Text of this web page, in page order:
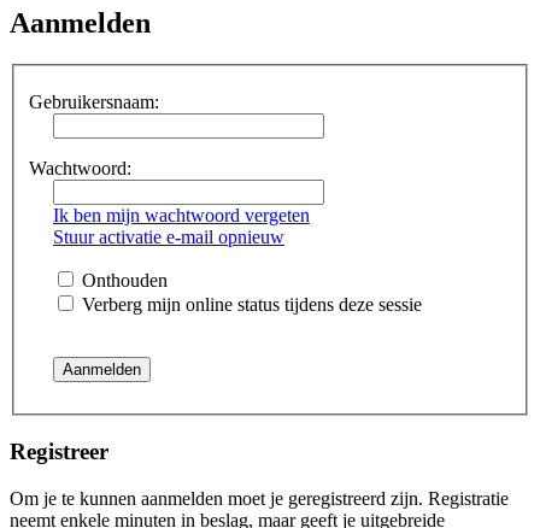
Aanmelden
Gebruikersnaam:
Wachtwoord:
Ik ben mijn wachtwoord vergeten
Stuur activatie e-mail opnieuw
Onthouden
Verberg mijn online status tijdens deze sessie
Registreer
Om je te kunnen aanmelden moet je geregistreerd zijn. Registratie
neemt enkele minuten in beslag, maar geeft je uitgebreide